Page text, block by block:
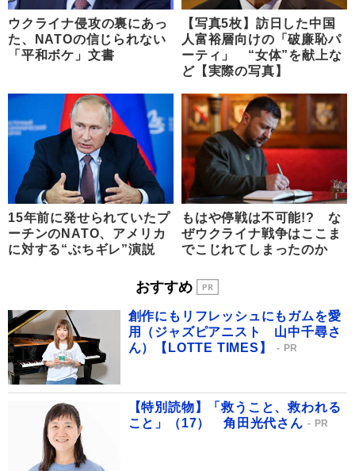
ウクライナ侵攻の裏にあっ
た、NATOの信じられない
「平和ボケ」文書
【写真5枚】訪日した中国
人富裕層向けの「破廉恥パ
ーティ」 “女体”を献上な
ど【実際の写真】
15年前に発せられていたプ
ーチンのNATO、アメリカ
に対する“ぶちギレ”演説
もはや停戦は不可能!? な
ぜウクライナ戦争はここま
でこじれてしまったのか
おすすめ
創作にもリフレッシュにもガムを愛
用（ジャズピアニスト 山中千尋さ
ん）【LOTTE TIMES】
PR
【特別読物】「救うこと、救われる
こと」（17） 角田光代さん
PR